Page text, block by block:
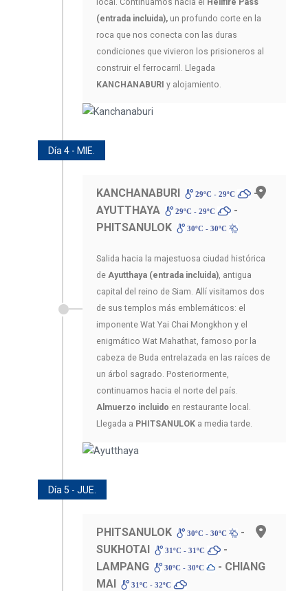
(entrada incluida), un profundo corte en la
roca que nos conecta con las duras
condiciones que vivieron los prisioneros al
construir el ferrocarril. Llegada
KANCHANABURI y alojamiento.
Día 4 - MIE.
KANCHANABURI 29ºC - 29ºC
-
AYUTTHAYA
29ºC - 29ºC
-
PHITSANULOK
30ºC - 30ºC
Salida hacia la majestuosa ciudad histórica
de Ayutthaya (entrada incluida) , antigua
capital del reino de Siam. Allí visitamos dos
de sus templos más emblemáticos: el
imponente Wat Yai Chai Mongkhon y el
enigmático Wat Mahathat, famoso por la
cabeza de Buda entrelazada en las raíces de
un árbol sagrado. Posteriormente,
continuamos hacia el norte del país.
Almuerzo incluido en restaurante local.
Llegada a PHITSANULOK a media tarde.
Día 5 - JUE.
PHITSANULOK 30ºC - 30ºC
-
SUKHOTAI
31ºC - 31ºC
-
LAMPANG
30ºC - 30ºC
- CHIANG
MAI
31ºC - 32ºC